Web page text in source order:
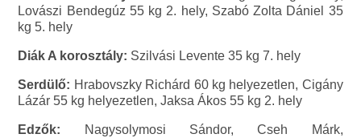
Lovászi Bendegúz 55 kg 2. hely, Szabó Zolta Dániel 35
kg 5. hely
Diák A korosztály: Szilvási Levente 35 kg 7. hely
Serdülő: Hrabovszky Richárd 60 kg helyezetlen, Cigány
Lázár 55 kg helyezetlen, Jaksa Ákos 55 kg 2. hely
Edzők: Nagysolymosi Sándor, Cseh Márk,